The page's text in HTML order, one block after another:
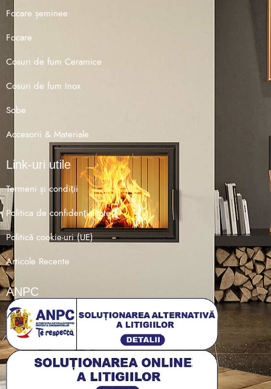
Focare șeminee
Focare
Cosuri de fum Ceramice
Cosuri de fum Inox
Sobe
Accesorii & Materiale
Link-uri utile
Termeni și condiții
Politica de confidenţialitate
Politică cookie-uri (UE)
Articole Recente
ANPC